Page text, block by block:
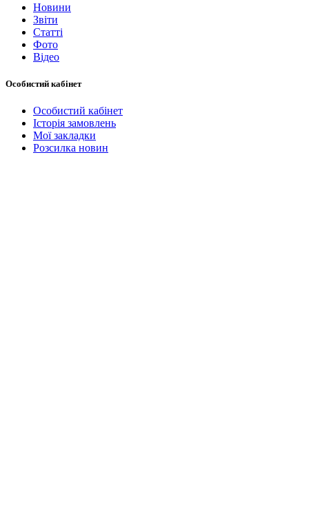
Новини
Звіти
Статті
Фото
Відео
Особистий кабінет
Особистий кабінет
Історія замовлень
Мої закладки
Розсилка новин